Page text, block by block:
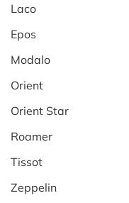
Laco
Epos
Modalo
Orient
Orient Star
Roamer
Tissot
Zeppelin